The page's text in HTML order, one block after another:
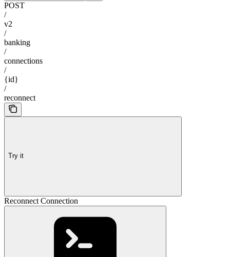
POST
/
v2
/
banking
/
connections
/
{id}
/
reconnect
Try it
Reconnect Connection